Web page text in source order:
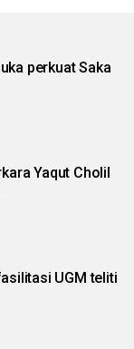
perkuat Saka
Yaqut Cholil
UGM teliti